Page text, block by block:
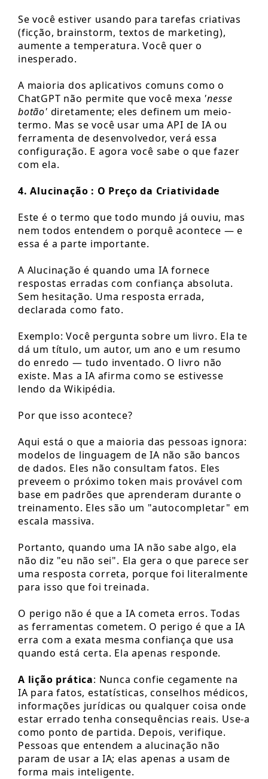
Se você estiver usando para tarefas criativas
(ficção, brainstorm, textos de marketing),
aumente a temperatura. Você quer o
inesperado.
A maioria dos aplicativos comuns como o
ChatGPT não permite que você mexa 'nesse
botão' diretamente; eles definem um meio-
termo. Mas se você usar uma API de IA ou
ferramenta de desenvolvedor, verá essa
configuração. E agora você sabe o que fazer
com ela.
4. Alucinação : O Preço da Criatividade
Este é o termo que todo mundo já ouviu, mas
nem todos entendem o porquê acontece — e
essa é a parte importante.
A Alucinação é quando uma IA fornece
respostas erradas com confiança absoluta.
Sem hesitação. Uma resposta errada,
declarada como fato.
Exemplo: Você pergunta sobre um livro. Ela te
dá um título, um autor, um ano e um resumo
do enredo — tudo inventado. O livro não
existe. Mas a IA afirma como se estivesse
lendo da Wikipédia.
Por que isso acontece?
Aqui está o que a maioria das pessoas ignora:
modelos de linguagem de IA não são bancos
de dados. Eles não consultam fatos. Eles
preveem o próximo token mais provável com
base em padrões que aprenderam durante o
treinamento. Eles são um "autocompletar" em
escala massiva.
Portanto, quando uma IA não sabe algo, ela
não diz "eu não sei". Ela gera o que parece ser
uma resposta correta, porque foi literalmente
para isso que foi treinada.
O perigo não é que a IA cometa erros. Todas
as ferramentas cometem. O perigo é que a IA
erra com a exata mesma confiança que usa
quando está certa. Ela apenas responde.
A lição prática: Nunca confie cegamente na
IA para fatos, estatísticas, conselhos médicos,
informações jurídicas ou qualquer coisa onde
estar errado tenha consequências reais. Use-a
como ponto de partida. Depois, verifique.
Pessoas que entendem a alucinação não
param de usar a IA; elas apenas a usam de
forma mais inteligente.